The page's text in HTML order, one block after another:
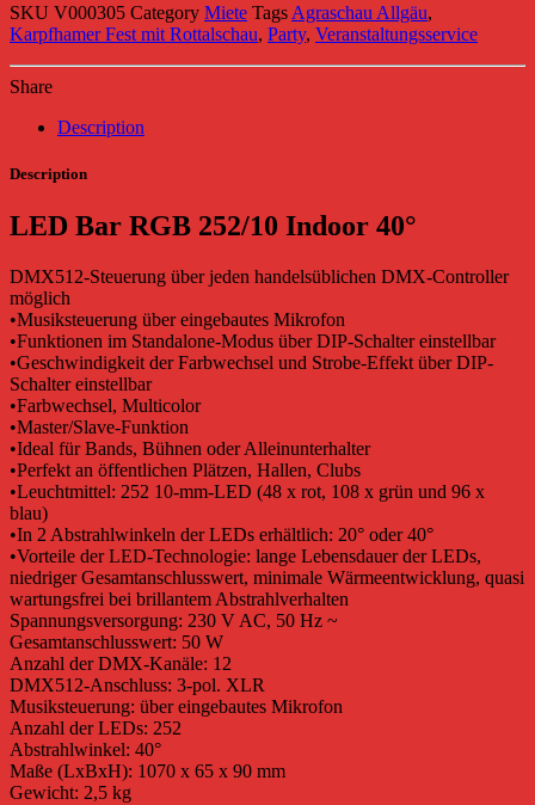
SKU V000305 Category Miete Tags Agraschau Allgäu,
Karpfhamer Fest mit Rottalschau, Party, Veranstaltungsservice
Share
Description
Description
LED Bar RGB 252/10 Indoor 40°
DMX512-Steuerung über jeden handelsüblichen DMX-Controller
möglich
•Musiksteuerung über eingebautes Mikrofon
•Funktionen im Standalone-Modus über DIP-Schalter einstellbar
•Geschwindigkeit der Farbwechsel und Strobe-Effekt über DIP-
Schalter einstellbar
•Farbwechsel, Multicolor
•Master/Slave-Funktion
•Ideal für Bands, Bühnen oder Alleinunterhalter
•Perfekt an öffentlichen Plätzen, Hallen, Clubs
•Leuchtmittel: 252 10-mm-LED (48 x rot, 108 x grün und 96 x
blau)
•In 2 Abstrahlwinkeln der LEDs erhältlich: 20° oder 40°
•Vorteile der LED-Technologie: lange Lebensdauer der LEDs,
niedriger Gesamtanschlusswert, minimale Wärmeentwicklung, quasi
wartungsfrei bei brillantem Abstrahlverhalten
Spannungsversorgung: 230 V AC, 50 Hz ~
Gesamtanschlusswert: 50 W
Anzahl der DMX-Kanäle: 12
DMX512-Anschluss: 3-pol. XLR
Musiksteuerung: über eingebautes Mikrofon
Anzahl der LEDs: 252
Abstrahlwinkel: 40°
Maße (LxBxH): 1070 x 65 x 90 mm
Gewicht: 2,5 kg